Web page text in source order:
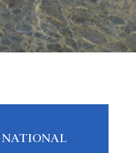
NATIONAL